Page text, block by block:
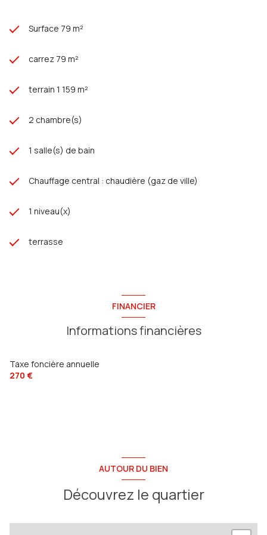
Surface 79 m²
carrez 79 m²
terrain 1 159 m²
2 chambre(s)
1 salle(s) de bain
Chauffage central : chaudière (gaz de ville)
1 niveau(x)
terrasse
FINANCIER
Informations financières
Taxe foncière annuelle
270 €
AUTOUR DU BIEN
Découvrez le quartier